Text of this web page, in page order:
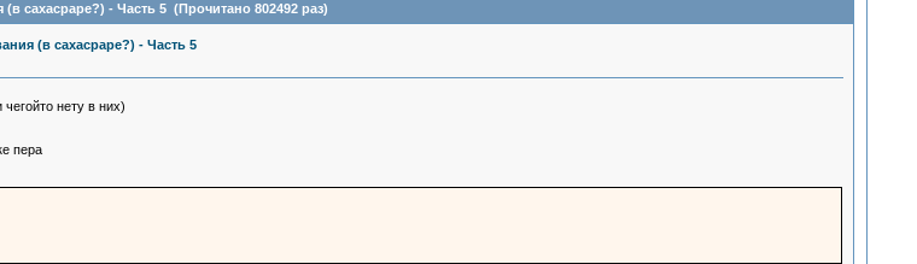
сахасраре?) - Часть 5 (Прочитано 802492 раз)
(в сахасраре?) - Часть 5
нету в них)
пера